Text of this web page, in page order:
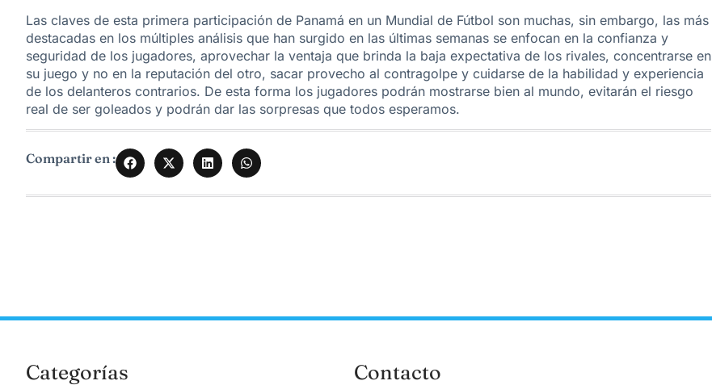
Las claves de esta primera participación de Panamá en un Mundial de Fútbol son muchas, sin embargo, las más
destacadas en los múltiples análisis que han surgido en las últimas semanas se enfocan en la confianza y
seguridad de los jugadores, aprovechar la ventaja que brinda la baja expectativa de los rivales, concentrarse en
su juego y no en la reputación del otro, sacar provecho al contragolpe y cuidarse de la habilidad y experiencia
de los delanteros contrarios. De esta forma los jugadores podrán mostrarse bien al mundo, evitarán el riesgo
real de ser goleados y podrán dar las sorpresas que todos esperamos.
Compartir en :
Categorías Contacto